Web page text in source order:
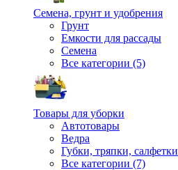
Семена, грунт и удобрения
Грунт
Емкости для рассады
Семена
Все категории (5)
Товары для уборки
Автотовары
Ведра
Губки, тряпки, салфетки
Все категории (7)